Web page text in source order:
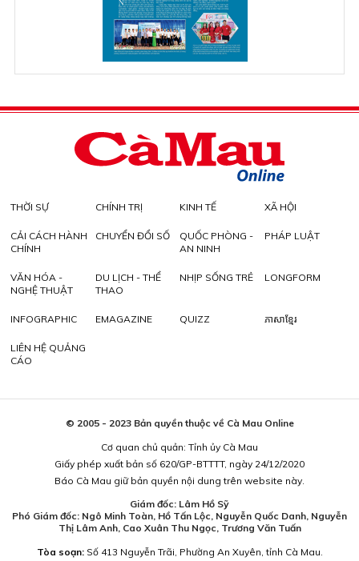
THỜI SỰ CHÍNH TRỊ KINH TẾ XÃ HỘI
CẢI CÁCH HÀNH
CHÍNH
CHUYỂN ĐỔI SỐ
QUỐC PHÒNG -
AN NINH
PHÁP LUẬT
VĂN HÓA -
NGHỆ THUẬT
DU LỊCH - THỂ
THAO
NHỊP SỐNG TRẺ LONGFORM
INFOGRAPHIC EMAGAZINE QUIZZ ភាសាខ្មែរ
LIÊN HỆ QUẢNG
CÁO
© 2005 - 2023 Bản quyền thuộc về Cà Mau Online
Cơ quan chủ quản: Tỉnh ủy Cà Mau
Giấy phép xuất bản số 620/GP-BTTTT, ngày 24/12/2020
Báo Cà Mau giữ bản quyền nội dung trên website này.
Giám đốc: Lâm Hồ Sỹ
Phó Giám đốc: Ngô Minh Toàn, Hồ Tấn Lộc, Nguyễn Quốc Danh, Nguyễn
Thị Lâm Anh, Cao Xuân Thu Ngọc, Trương Văn Tuấn
Tòa soạn:Số 413 Nguyễn Trãi, Phường An Xuyên, tỉnh Cà Mau.